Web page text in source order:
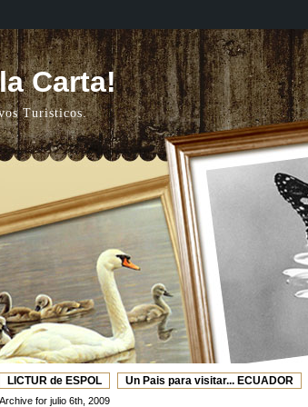
Carta!
Turisticos.
LICTUR de ESPOL Un Pais para visitar... ECUADOR
Web's Recomendadas
Archive for julio 6th, 2009